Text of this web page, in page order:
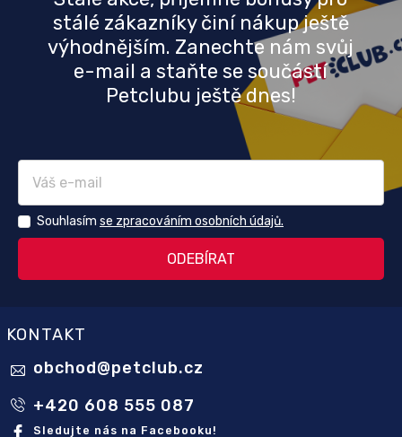
stálé zákazníky činí nákup ještě
výhodnějším. Zanechte nám svůj
e-mail a staňte se součástí
Petclubu ještě dnes!
Souhlasím se zpracováním osobních údajů.
KONTAKT
obchod@petclub.cz
+420 608 555 087
Sledujte nás na Facebooku!